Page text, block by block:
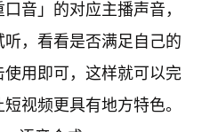
音」的对应主播声音，
，看看是否满足自己的
用即可，这样就可以完
视频更具有地方特色。